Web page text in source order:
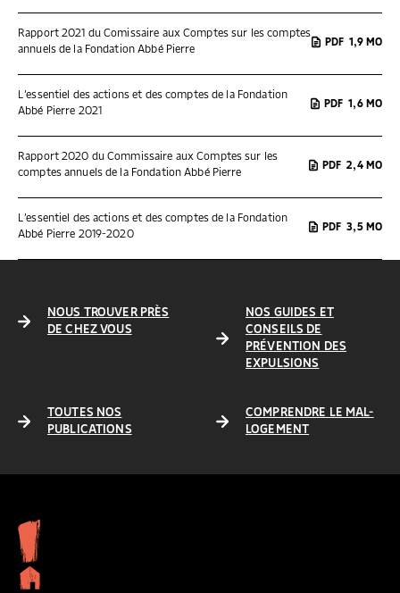
Rapport 2021 du Comissaire aux Comptes sur les comptes
annuels de la Fondation Abbé Pierre
PDF 1,9 MO
L’essentiel des actions et des comptes de la Fondation
Abbé Pierre 2021
PDF 1,6 MO
Rapport 2020 du Commissaire aux Comptes sur les
comptes annuels de la Fondation Abbé Pierre
PDF 2,4 MO
L’essentiel des actions et des comptes de la Fondation
Abbé Pierre 2019-2020
PDF 3,5 MO
NOUS TROUVER PRÈS
DE CHEZ VOUS
NOS GUIDES ET
CONSEILS DE
PRÉVENTION DES
EXPULSIONS
TOUTES NOS
PUBLICATIONS
COMPRENDRE LE MAL-
LOGEMENT